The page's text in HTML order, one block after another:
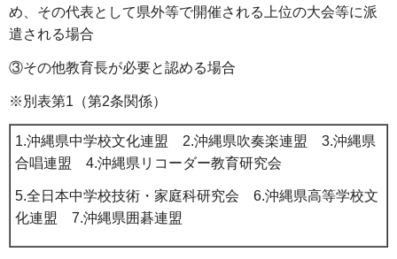
め、その代表として県外等で開催される上位の大会等に派
遣される場合
③その他教育長が必要と認める場合
※別表第1（第2条関係）
1.沖縄県中学校文化連盟 2.沖縄県吹奏楽連盟 3.沖縄県
合唱連盟 4.沖縄県リコーダー教育研究会
5.全日本中学校技術・家庭科研究会 6.沖縄県高等学校文
化連盟 7.沖縄県囲碁連盟